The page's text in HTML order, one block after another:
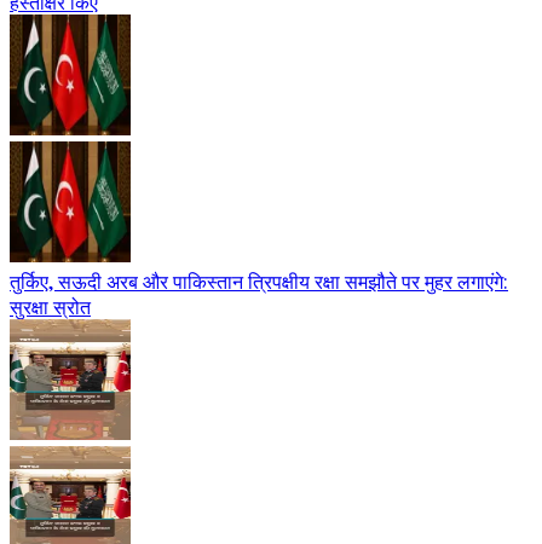
तुर्किए, सऊदी अरब और पाकिस्तान त्रिपक्षीय रक्षा समझौते पर मुहर लगाएंगे:
सुरक्षा स्रोत